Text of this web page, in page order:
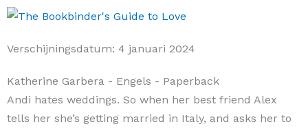
Verschijningsdatum: 4 januari 2024
Katherine Garbera - Engels - Paperback
Andi hates weddings. So when her best friend Alex
tells her she’s getting married in Italy, and asks her to